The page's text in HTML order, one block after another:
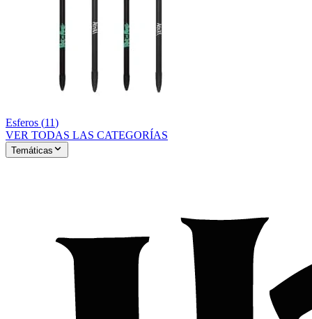
Esferos (11)
VER TODAS LAS CATEGORÍAS
Temáticas